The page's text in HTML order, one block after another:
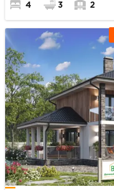
4 3 2